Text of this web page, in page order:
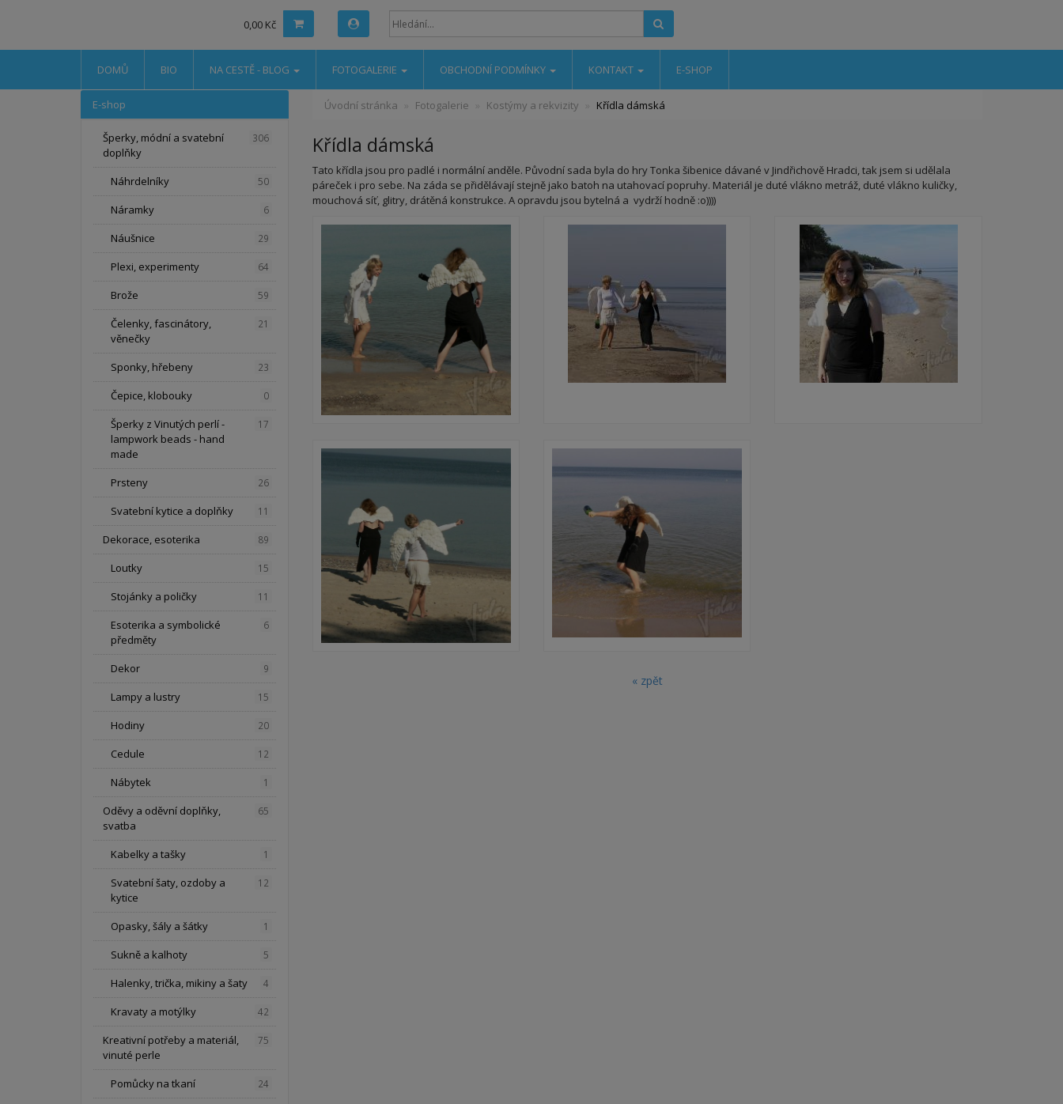
0,00 Kč
DOMŮ BIO NA CESTĚ - BLOG FOTOGALERIE OBCHODNÍ PODMÍNKY KONTAKT E-SHOP
Úvodní stránka Fotogalerie Kostýmy a rekvizity Křídla dámská
Křídla dámská
Tato křídla jsou pro padlé i normální anděle. Původní sada byla do hry Tonka šibenice dávané v Jindřichově Hradci, tak jsem si udělala
páreček i pro sebe. Na záda se přidělávají stejně jako batoh na utahovací popruhy. Materiál je duté vlákno metráž, duté vlákno kuličky,
mouchová síť, glitry, drátěná konstrukce. A opravdu jsou bytelná a vydrží hodně :o))))
« zpět
E-shop
Šperky, módní a svatební
doplňky
306
Náhrdelníky 50
Náramky 6
Náušnice 29
Plexi, experimenty 64
Brože 59
Čelenky, fascinátory,
věnečky
21
Sponky, hřebeny 23
Čepice, klobouky 0
Šperky z Vinutých perlí -
lampwork beads - hand
made
17
Prsteny 26
Svatební kytice a doplňky 11
Dekorace, esoterika 89
Loutky 15
Stojánky a poličky 11
Esoterika a symbolické
předměty
6
Dekor 9
Lampy a lustry 15
Hodiny 20
Cedule 12
Nábytek 1
Oděvy a oděvní doplňky,
svatba
65
Kabelky a tašky 1
Svatební šaty, ozdoby a
kytice
12
Opasky, šály a šátky 1
Sukně a kalhoty 5
Halenky, trička, mikiny a šaty 4
Kravaty a motýlky 42
Kreativní potřeby a materiál,
vinuté perle
75
Pomůcky na tkaní 24